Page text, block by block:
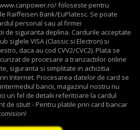
foloseste pentru
Raiffeisen Bank/EuPlatesc. Se poate
personal sau al firmei
de siguranta deplina. Cardurile acceptate
siglele VISA (Classic si Electron) si
daca au cod CVV2/CVC2). Plata se
de procesare a tranzactiilor online
siguranta si simplitate in achizitia
Internet. Procesarea datelor de card se
bancii, magazinul nostru nu
un fel de detalii referitoare la cardul
de stiut! - Pentru platile prin card bancar